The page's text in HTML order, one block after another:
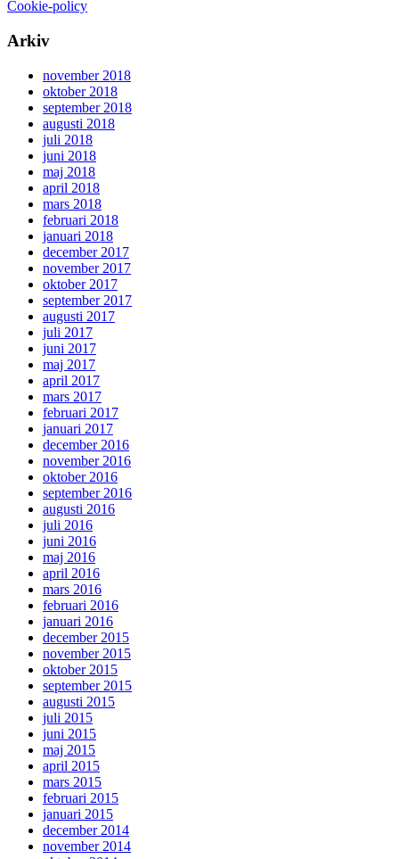
Cookie-policy
Arkiv
november 2018
oktober 2018
september 2018
augusti 2018
juli 2018
juni 2018
maj 2018
april 2018
mars 2018
februari 2018
januari 2018
december 2017
november 2017
oktober 2017
september 2017
augusti 2017
juli 2017
juni 2017
maj 2017
april 2017
mars 2017
februari 2017
januari 2017
december 2016
november 2016
oktober 2016
september 2016
augusti 2016
juli 2016
juni 2016
maj 2016
april 2016
mars 2016
februari 2016
januari 2016
december 2015
november 2015
oktober 2015
september 2015
augusti 2015
juli 2015
juni 2015
maj 2015
april 2015
mars 2015
februari 2015
januari 2015
december 2014
november 2014